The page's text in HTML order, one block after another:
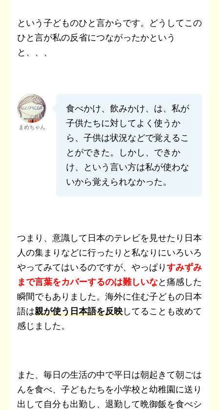
という子どものひと言からです。どうしてこの
ひと言が私の反省につながったかという
と、、、
まめちゃん
食べかけ、飲みかけ、は、私が
子供たちに対してよく使うか
ら、子供は状況などで覚えるこ
とができた。しかし、できか
け、という言い方は私が使わな
いから覚えられなかった。
つまり、意識して日本のテレビを見せたり日本
人の集まりなどに行ったりと私なりにいろいろ
やってみてはいるのですが、やっぱりすみずみ
まで言葉をカバーするのは難しいなと痛感した
瞬間でもありました。海外に住む子どもの日本
語は親が使う日本語を反映してることも改めて
感じました。
また、毎日の生活の中で平日は朝起きて朝ごは
んを食べ、子どもたちを小学校と幼稚園に送り
出して自分も出勤し、退勤して晩御飯を食べシ